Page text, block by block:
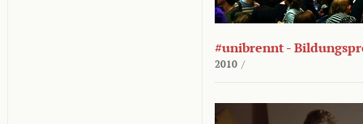
#unibrennt -
2010 /